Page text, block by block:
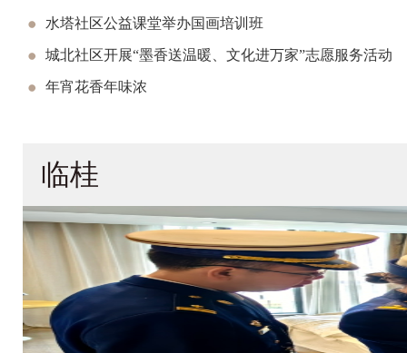
水塔社区公益课堂举办国画培训班
城北社区开展“墨香送温暖、文化进万家”志愿服务活动
年宵花香年味浓
临桂